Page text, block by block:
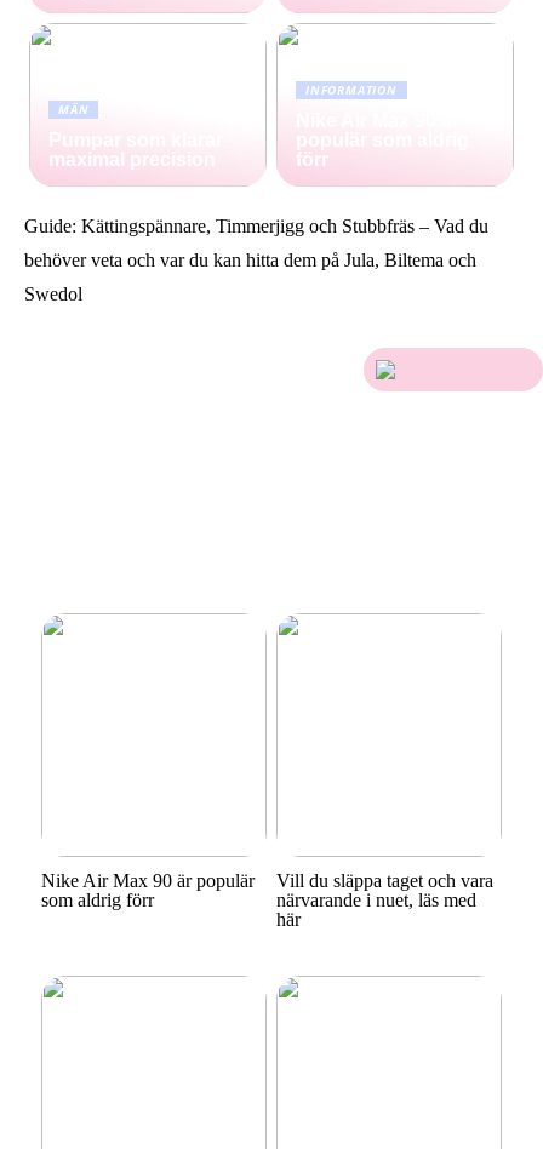
MÄN
Pumpar som klarar
maximal precision
INFORMATION
förr
Guide: Kättingspännare, Timmerjigg och Stubbfräs – Vad du
behöver veta och var du kan hitta dem på Jula, Biltema och
Swedol
Nike Air Max 90 är populär
som aldrig förr
Vill du släppa taget och vara
närvarande i nuet, läs med
här